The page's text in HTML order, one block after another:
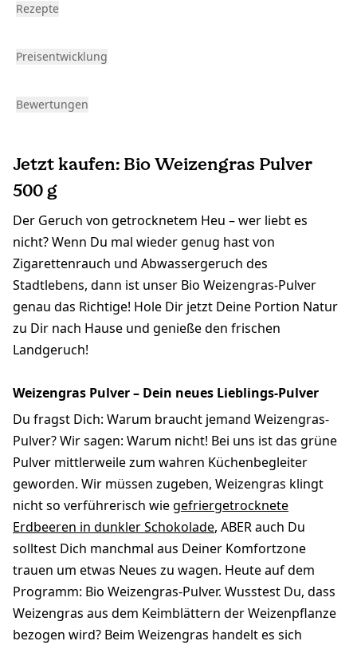
Rezepte
Preisentwicklung
Bewertungen
Jetzt kaufen: Bio Weizengras Pulver
500 g
Der Geruch von getrocknetem Heu – wer liebt es
nicht? Wenn Du mal wieder genug hast von
Zigarettenrauch und Abwassergeruch des
Stadtlebens, dann ist unser Bio Weizengras-Pulver
genau das Richtige! Hole Dir jetzt Deine Portion Natur
zu Dir nach Hause und genieße den frischen
Landgeruch!
Weizengras Pulver – Dein neues Lieblings-Pulver
Du fragst Dich: Warum braucht jemand Weizengras-
Pulver? Wir sagen: Warum nicht! Bei uns ist das grüne
Pulver mittlerweile zum wahren Küchenbegleiter
geworden. Wir müssen zugeben, Weizengras klingt
nicht so verführerisch wiegefriergetrocknete
Erdbeeren in dunkler Schokolade, ABER auch Du
solltest Dich manchmal aus Deiner Komfortzone
trauen um etwas Neues zu wagen. Heute auf dem
Programm: Bio Weizengras-Pulver. Wusstest Du, dass
Weizengras aus dem Keimblättern der Weizenpflanze
bezogen wird? Beim Weizengras handelt es sich